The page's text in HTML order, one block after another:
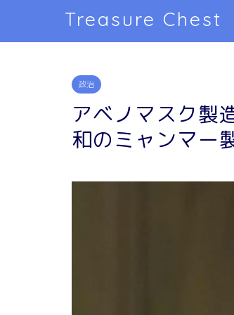
Treasure Chest
政治
アベノマスク製
和のミャンマー